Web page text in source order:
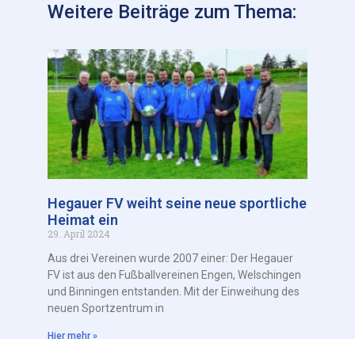
Weitere Beiträge zum Thema:
Hegauer FV weiht seine neue sportliche
Heimat ein
29. April 2024
Aus drei Vereinen wurde 2007 einer: Der Hegauer
FV ist aus den Fußballvereinen Engen, Welschingen
und Binningen entstanden. Mit der Einweihung des
neuen Sportzentrum in
Hier mehr »